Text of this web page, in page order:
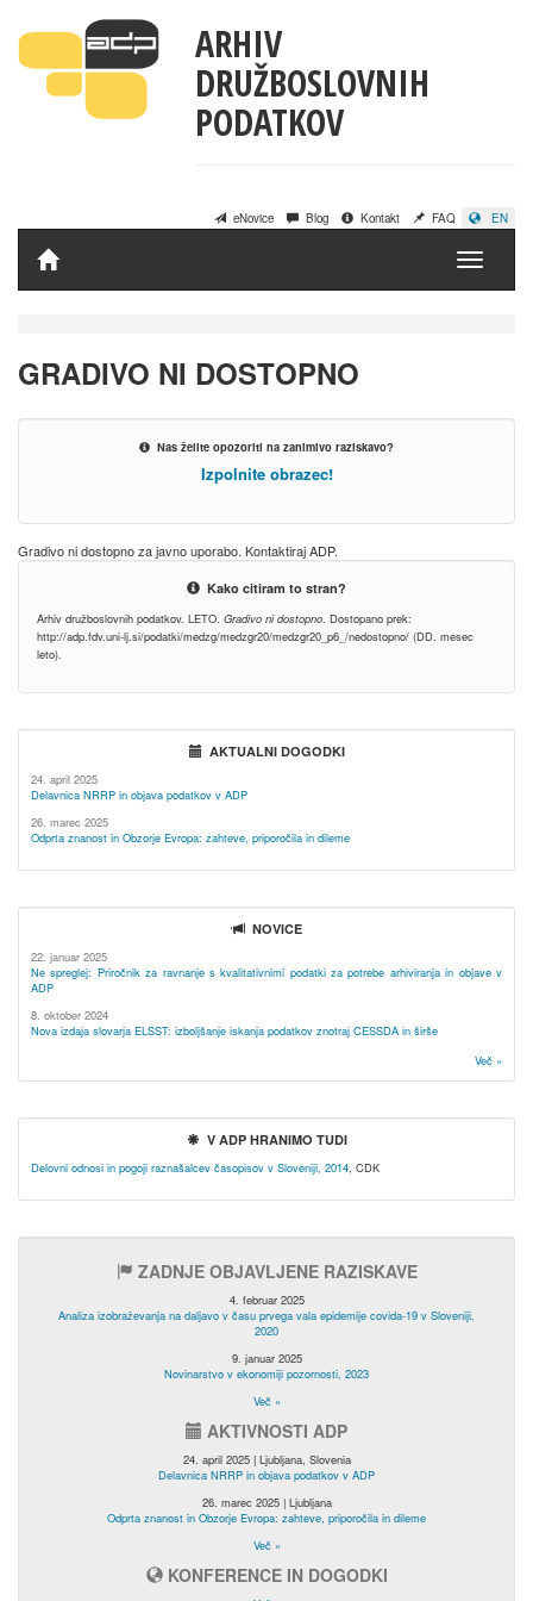
ARHIV
DRUŽBOSLOVNIH
PODATKOV
eNovice Blog Kontakt FAQ EN
Domov
GRADIVO NI DOSTOPNO
Nas želite opozoriti na zanimivo raziskavo?
Izpolnite obrazec!
Gradivo ni dostopno za javno uporabo. Kontaktiraj ADP.
Kako citiram to stran?
Arhiv družboslovnih podatkov. LETO. Gradivo ni dostopno. Dostopano prek:
http://adp.fdv.uni-lj.si/podatki/medzg/medzgr20/medzgr20_p6_/nedostopno/ (DD. mesec
leto).
AKTUALNI DOGODKI
24. april 2025
Delavnica NRRP in objava podatkov v ADP
26. marec 2025
Odprta znanost in Obzorje Evropa: zahteve, priporočila in dileme
NOVICE
22. januar 2025
Ne spreglej: Priročnik za ravnanje s kvalitativnimi podatki za potrebe arhiviranja in objave v
ADP
8. oktober 2024
Nova izdaja slovarja ELSST: izboljšanje iskanja podatkov znotraj CESSDA in širše
Več »
V ADP HRANIMO TUDI
Delovni odnosi in pogoji raznašalcev časopisov v Sloveniji, 2014, CDK
ZADNJE OBJAVLJENE RAZISKAVE
4. februar 2025
Analiza izobraževanja na daljavo v času prvega vala epidemije covida-19 v Sloveniji,
2020
9. januar 2025
Novinarstvo v ekonomiji pozornosti, 2023
Več »
AKTIVNOSTI ADP
24. april 2025 | Ljubljana, Slovenia
Delavnica NRRP in objava podatkov v ADP
26. marec 2025 | Ljubljana
Odprta znanost in Obzorje Evropa: zahteve, priporočila in dileme
Več »
KONFERENCE IN DOGODKI